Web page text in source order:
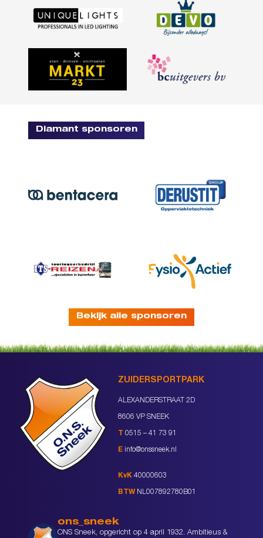
Diamant sponsoren
Bekijk alle sponsoren
ZUIDERSPORTPARK
ALEXANDERSTRAAT 2D
8606 VP SNEEK
T 0515 – 41 73 91
E info@onssneek.nl
KvK 40000603
BTW NL007892780B01
ons_sneek
ONS Sneek, opgericht op 4 april 1932. Ambitieus &